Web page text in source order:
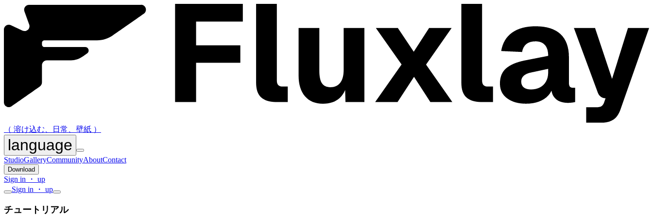
（ 溶け込む、日常、壁紙 ）
language
StudioGalleryCommunityAboutContact
Download
Sign in ・ up
Sign in ・ up
チュートリアル